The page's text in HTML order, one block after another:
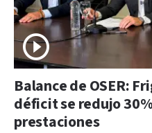
Balance de OSER:
déficit se redujo
prestaciones